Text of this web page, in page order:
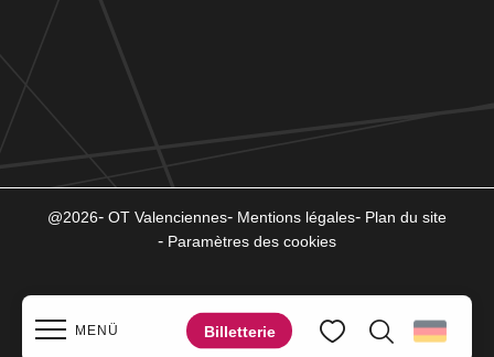
MENÜ Billetterie
@2026 OT Valenciennes Mentions légales
Plan du site
Paramètres des cookies